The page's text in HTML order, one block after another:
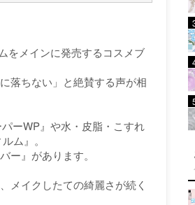
をメインに発売するコスメブ
落ちない」と絶賛する声が相
ーWP』や水・皮脂・こすれ
ム』。
ー』があります。
メイクしたての綺麗さが続く